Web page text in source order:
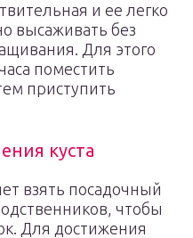
и ее легко
высаживать без
Для этого
поместить
приступить
куста
взять посадочный
чтобы
Для достижения